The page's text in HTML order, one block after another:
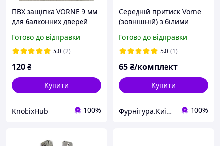
ПВХ защіпка VORNE 9 мм
для балконних дверей
Готово до відправки
5.0 (2)
120₴
Купити
KnobixHub 100%
Середній притиск Vorne
(зовнішній) з білими
Готово до відправки
5.0 (1)
65₴/комплект
Купити
Фурнітура.Київ.Юа 100%